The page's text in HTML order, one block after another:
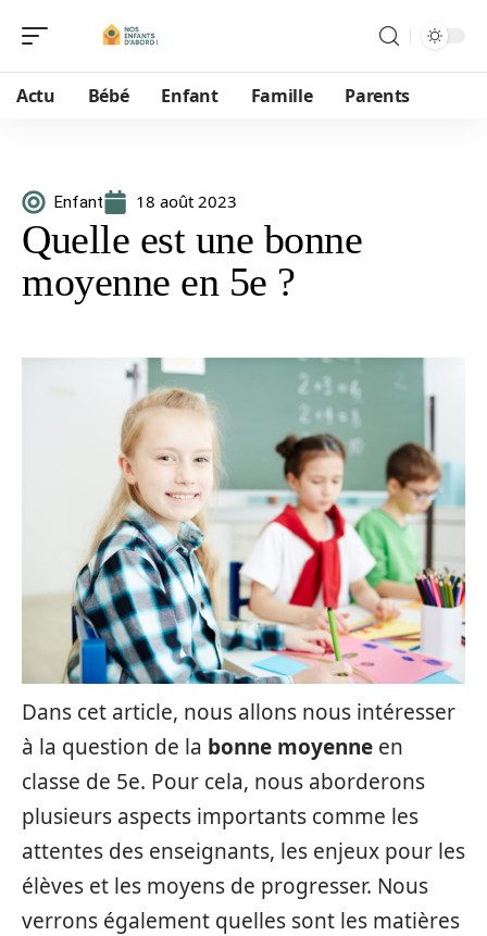
Actu Bébé Enfant Famille Parents
Enfant 18 août 2023
Quelle est une bonne
moyenne en 5e ?
Dans cet article, nous allons nous intéresser
à la question de la bonne moyenne en
classe de 5e. Pour cela, nous aborderons
plusieurs aspects importants comme les
attentes des enseignants, les enjeux pour les
élèves et les moyens de progresser. Nous
verrons également quelles sont les matières